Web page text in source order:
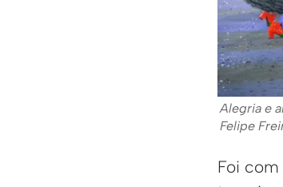
Alegria e
Felipe
Foi